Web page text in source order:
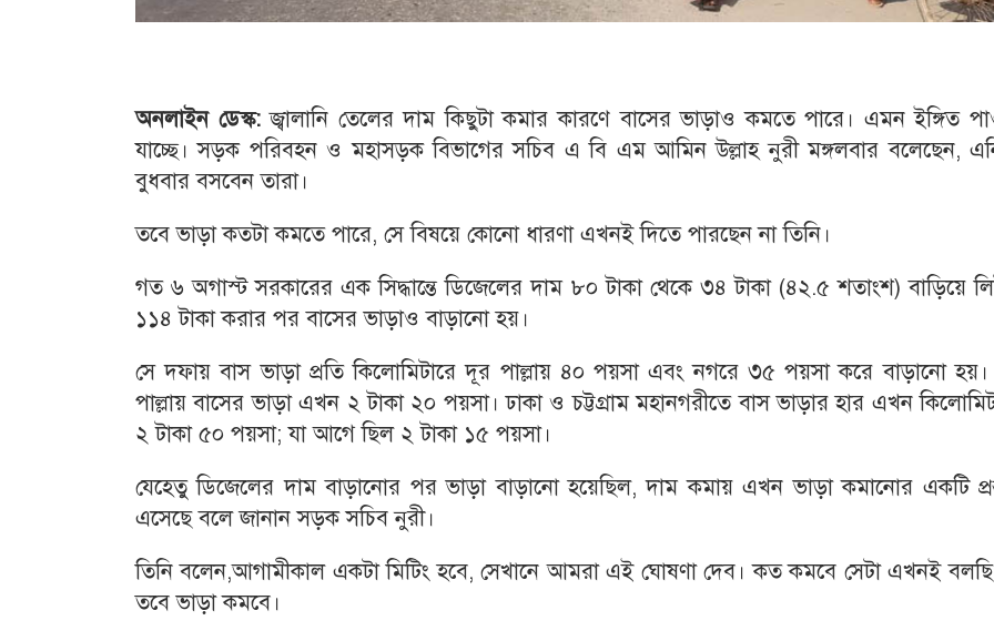
অনলাইন ডেস্ক:জ্বালানি তেলের দাম কিছুটা কমার কারণে বাসের ভাড়াও কমতে পারে। এমন ইঙ্গিত
যাচ্ছে। সড়ক পরিবহন ও মহাসড়ক বিভাগের সচিব এ বি এম আমিন উল্লাহ নুরী মঙ্গলবার বলেছেন,
বুধবার বসবেন তারা।
তবে ভাড়া কতটা কমতে পারে, সে বিষয়ে কোনো ধারণা এখনই দিতে পারছেন না তিনি।
গত ৬ অগাস্ট সরকারের এক সিদ্ধান্তে ডিজেলের দাম ৮০ টাকা থেকে ৩৪ টাকা (৪২.৫ শতাংশ) বাড়িয়ে
১১৪ টাকা করার পর বাসের ভাড়াও বাড়ানো হয়।
সে দফায় বাস ভাড়া প্রতি কিলোমিটারে দূর পাল্লায় ৪০ পয়সা এবং নগরে ৩৫ পয়সা করে বাড়ানো
পাল্লায় বাসের ভাড়া এখন ২ টাকা ২০ পয়সা। ঢাকা ও চট্টগ্রাম মহানগরীতে বাস ভাড়ার হার এখন
২ টাকা ৫০ পয়সা; যা আগে ছিল ২ টাকা ১৫ পয়সা।
যেহেতু ডিজেলের দাম বাড়ানোর পর ভাড়া বাড়ানো হয়েছিল, দাম কমায় এখন ভাড়া কমানোর একটি
এসেছে বলে জানান সড়ক সচিব নুরী।
তিনি বলেন,আগামীকাল একটা মিটিং হবে, সেখানে আমরা এই ঘোষণা দেব। কত কমবে সেটা এখনই বলছি
তবে ভাড়া কমবে।